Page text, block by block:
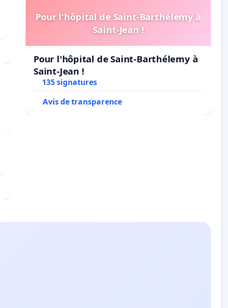
Pour l'hôpital de Saint-Barthélemy à
Saint-Jean !
Pour l'hôpital de Saint-Barthélemy à
Saint-Jean !
135 signatures
Avis de transparence